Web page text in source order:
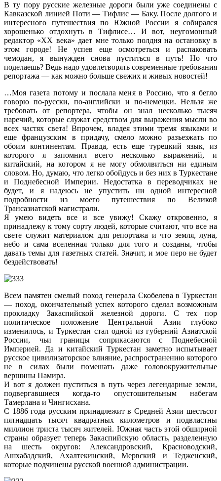
В ту пору русские железные дороги были уже соединены с
Кавказской линией Поти — Тифлис — Баку. После долгого и
интересного путешествия по Южной России я собирался
хорошенько отдохнуть в Тифлисе… И вот, неугомонный
редактор «XX века» дает мне только полдня на остановку в
этом городе! Не успев еще осмотреться и распаковать
чемодан, я вынужден снова пуститься в путь! Но что
поделаешь? Ведь надо удовлетворять современные требования
репортажа — как можно больше свежих и живых новостей!
…Моя газета потому и послала меня в Россию, что я бегло
говорю по-русски, по-английски и по-немецки. Нельзя же
требовать от репортера, чтобы он знал несколько тысяч
наречий, которые служат средством для выражения мысли во
всех частях света! Впрочем, владея этими тремя языками и
еще французским в придачу, смело можно разъезжать по
обоим континентам. Правда, есть еще турецкий язык, из
которого я запомнил всего несколько выражений, и
китайский, на котором я не могу обмолвиться ни единым
словом. Но, думаю, что легко обойдусь и без них в Туркестане
и Поднебесной Империи. Недостатка в переводчиках не
будет, и я надеюсь не упустить ни одной интересной
подробности из моего путешествия по Великой
Трансазиатской магистрали.
Я умею видеть все и все увижу! Скажу откровенно, я
принадлежу к тому сорту людей, которые считают, что все на
свете служит материалом для репортажа и что земля, луна,
небо и сама вселенная только для того и созданы, чтобы
давать темы для газетных статей. Значит, и мое перо не будет
бездействовать!
Всем памятен смелый поход генерала Скобелева в Туркестан
— поход, окончательный успех которого сделал возможным
прокладку Закаспийской железной дороги. С тех пор
политическое положение Центральной Азии глубоко
изменилось, и Туркестан стал одной из губерний Азиатской
России, чьи границы соприкасаются с Поднебесной
Империей. Да и китайский Туркестан заметно испытывает
русское цивилизаторское влияние, распространению которого
не в силах были помешать даже головокружительные
вершины Памира.
И вот я должен пуститься в путь через легендарные земли,
подвергавшиеся когда-то опустошительным набегам
Тамерлана и Чингисхана.
С 1886 года русским принадлежит в Средней Азии шестьсот
пятнадцать тысяч квадратных километров и подвластны
миллион триста тысяч жителей. Южная часть этой обширной
страны образует теперь Закаспийскую область, разделенную
на шесть округов: Александровский, Красноводский,
Ашхабадский, Ахалтекинский, Мервский и Тедженский,
которые подчинены русской военной администрации.